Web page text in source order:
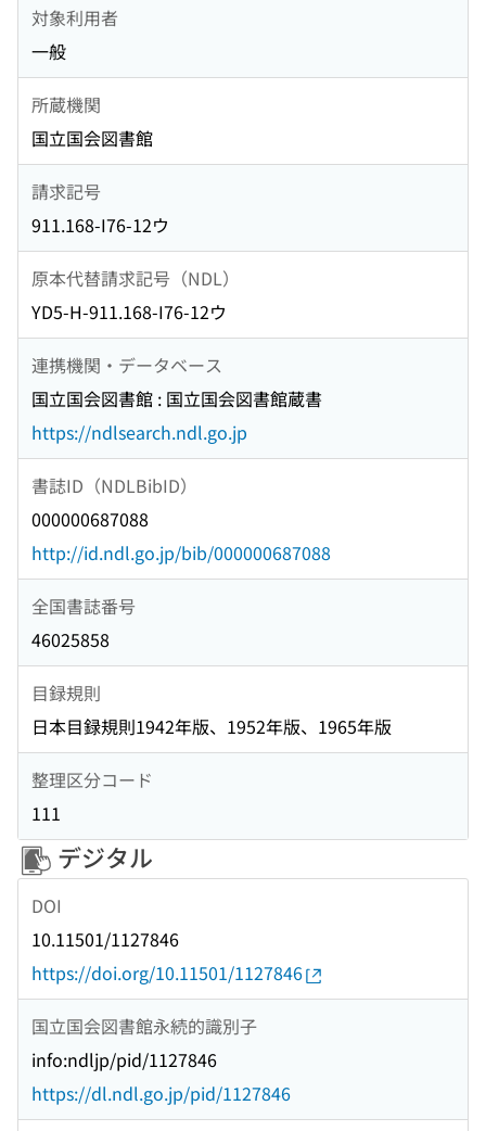
対象利用者
一般
所蔵機関
国立国会図書館
請求記号
911.168-I76-12ウ
原本代替請求記号（NDL）
YD5-H-911.168-I76-12ウ
連携機関・データベース
国立国会図書館 : 国立国会図書館蔵書
https://ndlsearch.ndl.go.jp
書誌ID（NDLBibID）
000000687088
http://id.ndl.go.jp/bib/000000687088
全国書誌番号
46025858
目録規則
日本目録規則1942年版、1952年版、1965年版
整理区分コード
111
デジタル
DOI
10.11501/1127846
https://doi.org/10.11501/1127846
国立国会図書館永続的識別子
info:ndljp/pid/1127846
https://dl.ndl.go.jp/pid/1127846